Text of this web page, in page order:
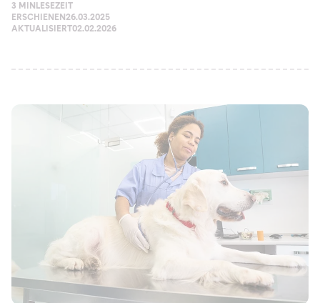
3 MIN LESEZEIT
ERSCHIENEN26.03.2025
AKTUALISIERT02.02.2026